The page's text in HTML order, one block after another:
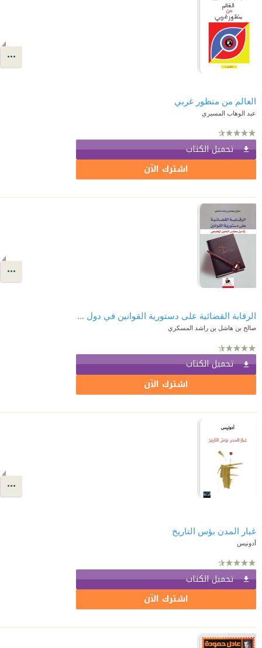
العالم من منظور غربي
عبد الوهاب المسيري
تحميل الكتاب
اشترك الآن
الرقابة القضائية على دستورية القوانين في دول مجلس التعاون الخليجي
صالح بن هاشل بن راشد المسكري
تحميل الكتاب
اشترك الآن
غبار المدن بؤس التاريخ
أدونيس
تحميل الكتاب
اشترك الآن